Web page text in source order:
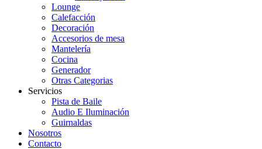
Lounge
Calefacción
Decoración
Accesorios de mesa
Mantelería
Cocina
Generador
Otras Categorias
Servicios
Pista de Baile
Audio E Iluminación
Guirnaldas
Nosotros
Contacto